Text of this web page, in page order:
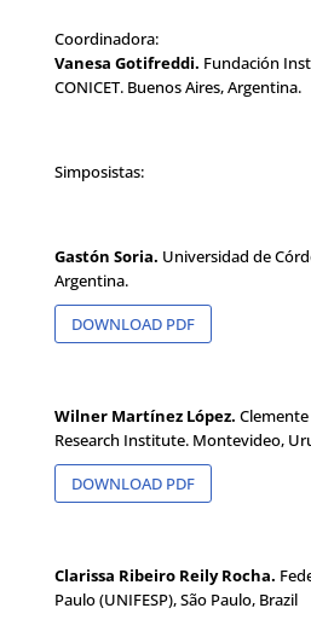
Coordinadora:
Vanesa Gotifreddi. Fundación
CONICET. Buenos Aires, Argentina.
Simposistas:
Gastón Soria. Universidad de
Argentina.
DOWNLOAD PDF
Wilner Martínez López.
Research Institute. Montevideo,
DOWNLOAD PDF
Clarissa Ribeiro Reily Rocha.
Paulo (UNIFESP), São Paulo, Brazil